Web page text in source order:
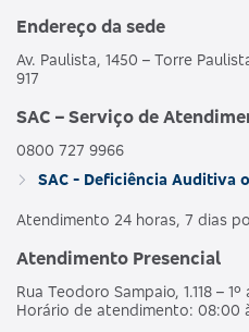
Endereço da sede
Av. Paulista, 1450 – Torre
917
SAC – Serviço de
0800 727 9966
SAC - Deficiência Auditiva
Atendimento 24 horas, 7 dias
Atendimento Presencial
Rua Teodoro Sampaio, 1.118 –
Horário de atendimento: 08:00